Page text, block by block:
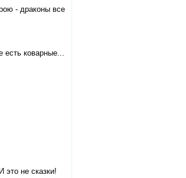
- драконы все
есть коварные...
это не сказки!